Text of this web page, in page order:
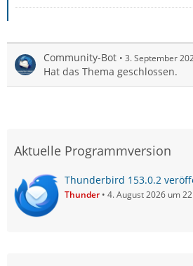
Community-Bot 3. September
Hat das Thema geschlossen.
Aktuelle Programmversion
Thunderbird 153.0.2
Thunder 4. August 2026 um